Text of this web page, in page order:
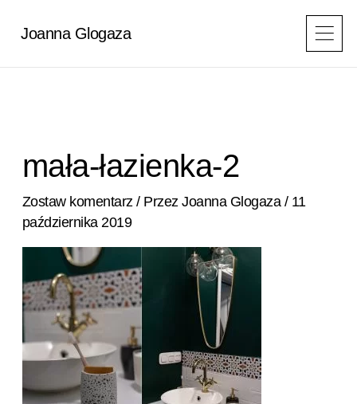
Joanna Glogaza
mała-łazienka-2
Zostaw komentarz / PrzezJoanna Glogaza / 11
października 2019